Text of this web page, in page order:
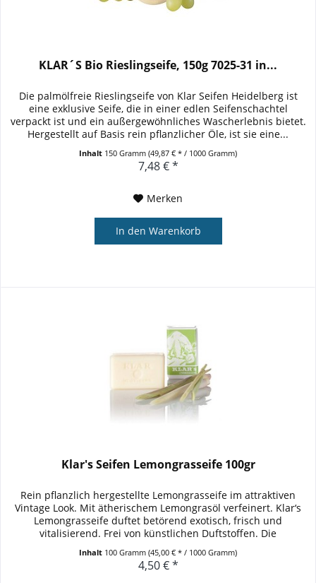
KLAR´S Bio Rieslingseife, 150g 7025-31 in...
Die palmölfreie Rieslingseife von Klar Seifen Heidelberg ist
eine exklusive Seife, die in einer edlen Seifenschachtel
verpackt ist und ein außergewöhnliches Wascherlebnis bietet.
Hergestellt auf Basis rein pflanzlicher Öle, ist sie eine...
Inhalt 150 Gramm(49,87 € * / 1000 Gramm)
7,48 € *
Merken
In den Warenkorb
Klar's Seifen Lemongrasseife 100gr
Rein pflanzlich hergestellte Lemongrasseife im attraktiven
Vintage Look. Mit ätherischem Lemongrasöl verfeinert. Klar‘s
Lemongrasseife duftet betörend exotisch, frisch und
vitalisierend. Frei von künstlichen Duftstoffen. Die
Inhalt 100 Gramm(45,00 € * / 1000 Gramm)
4,50 € *